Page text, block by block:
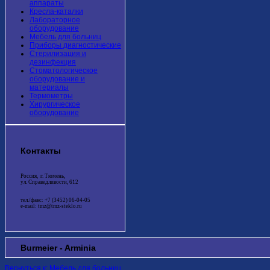
аппараты
Кресла-каталки
Лабораторное
оборудование
Мебель для больниц
Приборы диагностические
Стерилизация и
дезинфекция
Стоматологическое
оборудование и
материалы
Термометры
Хирургическое
оборудование
Контакты
Россия, г. Тюмень,
ул. Справедливости, 612
тел./факс: +7 (3452) 06-04-05
e-mail: tmz@tmz-steklo.ru
Burmeier - Arminia
Вернуться к: Мебель для больниц